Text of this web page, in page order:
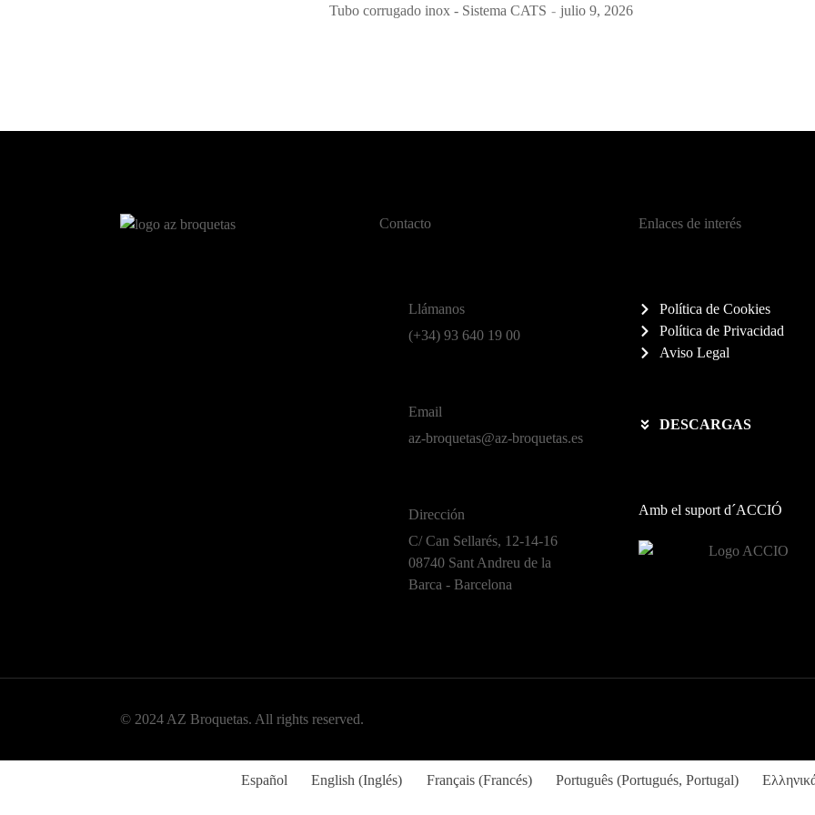
Tubo corrugado inox - Sistema CATS julio 9, 2026
Contacto
Llámanos
(+34) 93 640 19 00
Email
az-broquetas@az-broquetas.es
Dirección
C/ Can Sellarés, 12-14-16
08740 Sant Andreu de la
Barca - Barcelona
Enlaces de interés
Política de Cookies
Política de Privacidad
Aviso Legal
DESCARGAS
Amb el suport d´ACCIÓ
© 2024 AZ Broquetas. All rights reserved.
Español English (Inglés) Français(Francés) Português(Portugués, Portugal)